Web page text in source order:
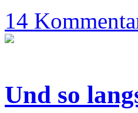
14
Und so